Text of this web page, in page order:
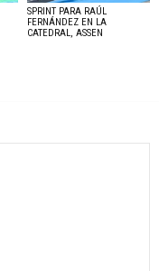
SPRINT PARA RAÚL
FERNÁNDEZ EN LA
CATEDRAL, ASSEN